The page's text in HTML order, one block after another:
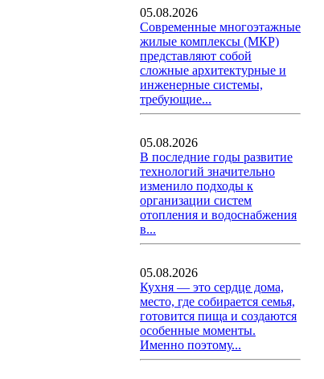
05.08.2026
Современные многоэтажные
жилые комплексы (МКР)
представляют собой
сложные архитектурные и
инженерные системы,
требующие...
05.08.2026
В последние годы развитие
технологий значительно
изменило подходы к
организации систем
отопления и водоснабжения
в...
05.08.2026
Кухня — это сердце дома,
место, где собирается семья,
готовится пища и создаются
особенные моменты.
Именно поэтому...